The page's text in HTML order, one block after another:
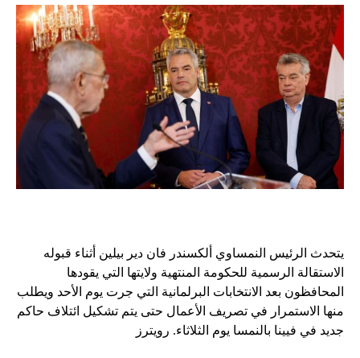
يتحدث الرئيس النمساوي ألكسندر فان دير بيلين أثناء قبوله
الاستقالة الرسمية للحكومة المنتهية ولايتها التي يقودها
المحافظون بعد الانتخابات البرلمانية التي جرت يوم الأحد ويطلب
منها الاستمرار في تصريف الأعمال حتى يتم تشكيل ائتلاف حاكم
جديد في فيينا بالنمسا يوم الثلاثاء. رويترز